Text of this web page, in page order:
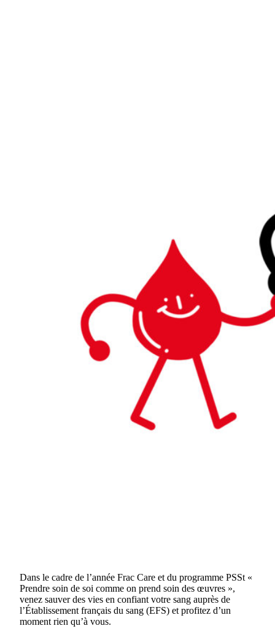
Dans le cadre de l’année Frac Care et du programme PSSt «
Prendre soin de soi comme on prend soin des œuvres »,
venez sauver des vies en confiant votre sang auprès de
l’Établissement français du sang (EFS) et profitez d’un
moment rien qu’à vous.